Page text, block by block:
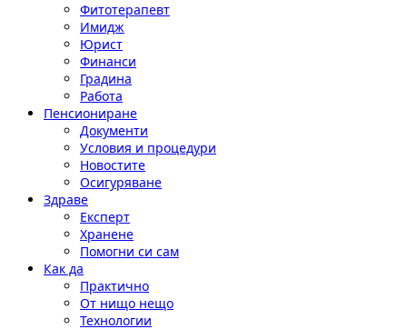
Фитотерапевт
Имидж
Юрист
Финанси
Градина
Работа
Пенсиониране
Документи
Условия и процедури
Новостите
Осигуряване
Здраве
Експерт
Хранене
Помогни си сам
Как да
Практично
От нищо нещо
Технологии